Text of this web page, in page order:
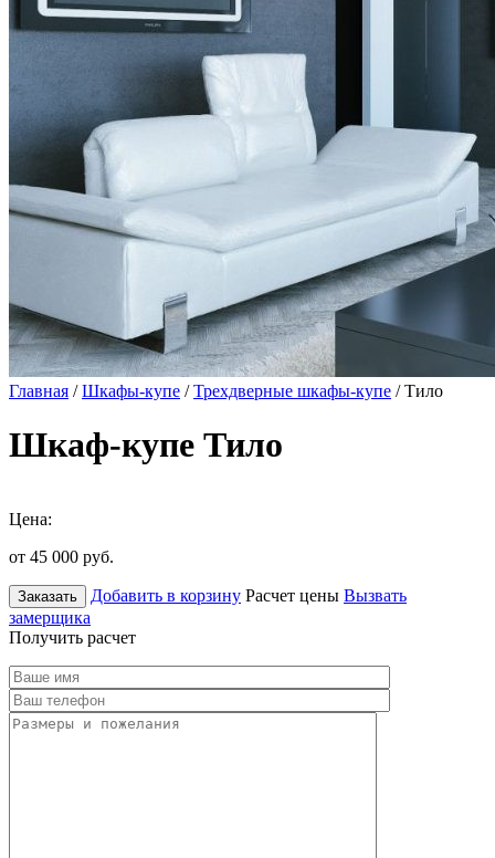
Главная /Шкафы-купе /Трехдверные шкафы-купе / Тило
Шкаф-купе Тило
Цена:
от 45 000 руб.
Заказать Добавить в корзину Расчет цены Вызвать
замерщика
Получить расчет